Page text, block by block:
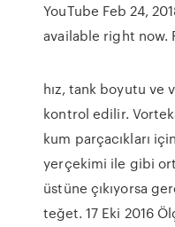
YouTube Feb 24,
available right now.
hız, tank boyutu ve
kontrol edilir.
kum parçacıkları
yerçekimi ile gibi
üstüne çıkıyorsa
teğet. 17 Eki 2016